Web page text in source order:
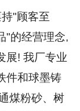
"顾客至
"的经营理念,
展! 我厂专业
件和球墨铸
煤粉砂、树